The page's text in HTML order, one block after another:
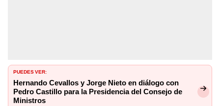
PUEDES VER:
Hernando Cevallos y Jorge Nieto en diálogo con
Pedro Castillo para la Presidencia del Consejo de
Ministros